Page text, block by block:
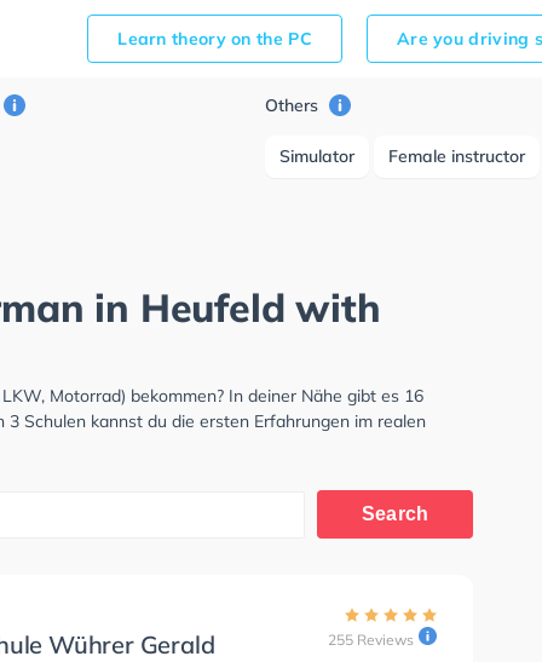
Learn theory on the PC Are you driving
Others
Simulator Female instructor
in Heufeld with
Motorrad) bekommen? In deiner Nähe gibt es 16
Schulen kannst du die ersten Erfahrungen im realen
Search
Wührer Gerald 255 Reviews